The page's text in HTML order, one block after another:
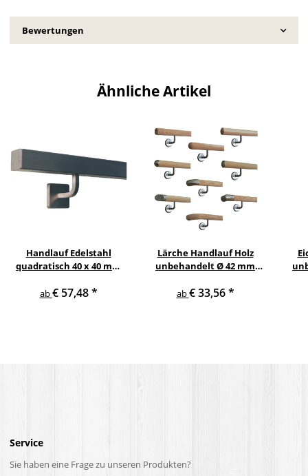
Bewertungen
Ähnliche Artikel
Handlauf Edelstahl
quadratisch 40 x 40 mm
Edelstahlhalter
ab€ 57,48*
Lärche Handlauf Holz
unbehandelt Ø 42 mm
Edelstahlhalter und
ab€ 33,56*
Service
Sie haben eine Frage zu unseren Produkten?